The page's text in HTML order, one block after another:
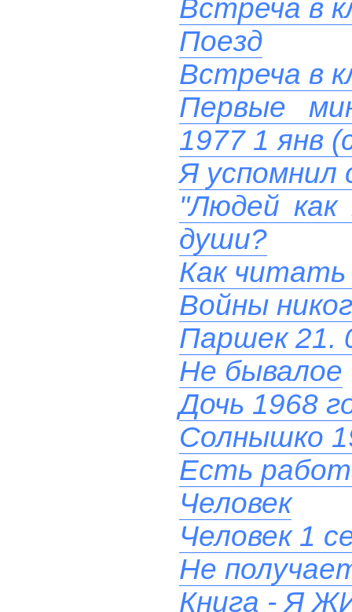
Встреча в
Поезд
Встреча в
Первые
1977 1 янв
Я успомнил
"Людей
души?
Как
Войны
Паршек 21.
Не бывалое
Дочь 1968
Солнышко
Есть
Человек
Человек 1
Не
Книга - Я